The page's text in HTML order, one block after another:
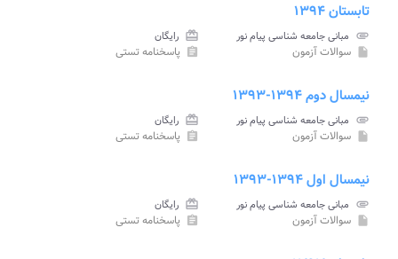
تابستان ۱۳۹۴
attachment مبانی جامعه شناسی پیام نور card_giftcard رایگان
insert_drive_file سوالات آزمون assignment پاسخنامه تستی
نیمسال دوم ۱۳۹۴-۱۳۹۳
attachment مبانی جامعه شناسی پیام نور card_giftcard رایگان
insert_drive_file سوالات آزمون assignment پاسخنامه تستی
نیمسال اول ۱۳۹۴-۱۳۹۳
attachment مبانی جامعه شناسی پیام نور card_giftcard رایگان
insert_drive_file سوالات آزمون assignment پاسخنامه تستی